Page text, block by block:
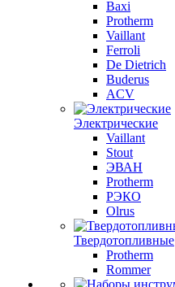
Baxi
Protherm
Vaillant
Ferroli
De Dietrich
Buderus
ACV
Электрические
Vaillant
Stout
ЭВАН
Protherm
РЭКО
Olrus
Твердотопливные
Protherm
Rommer